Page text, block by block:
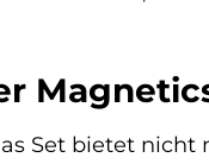
Set bietet